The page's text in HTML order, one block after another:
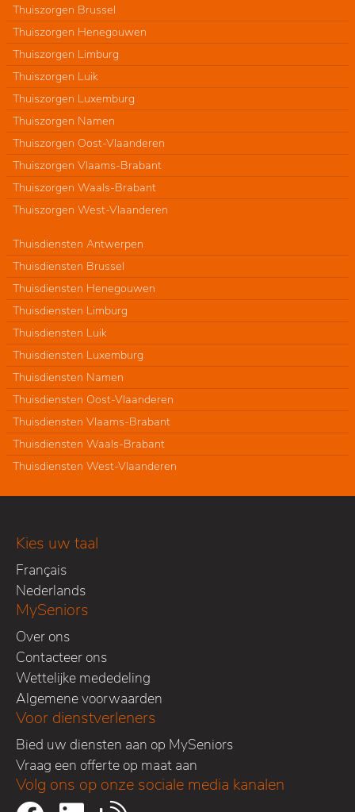
Thuiszorgen Brussel
Thuiszorgen Henegouwen
Thuiszorgen Limburg
Thuiszorgen Luik
Thuiszorgen Luxemburg
Thuiszorgen Namen
Thuiszorgen Oost-Vlaanderen
Thuiszorgen Vlaams-Brabant
Thuiszorgen Waals-Brabant
Thuiszorgen West-Vlaanderen
Thuisdiensten Antwerpen
Thuisdiensten Brussel
Thuisdiensten Henegouwen
Thuisdiensten Limburg
Thuisdiensten Luik
Thuisdiensten Luxemburg
Thuisdiensten Namen
Thuisdiensten Oost-Vlaanderen
Thuisdiensten Vlaams-Brabant
Thuisdiensten Waals-Brabant
Thuisdiensten West-Vlaanderen
Kies uw taal
Français
Nederlands
MySeniors
Over ons
Contacteer ons
Wettelijke mededeling
Algemene voorwaarden
Voor dienstverleners
Bied uw diensten aan op MySeniors
Vraag een offerte op maat aan
Volg ons op onze sociale media kanalen